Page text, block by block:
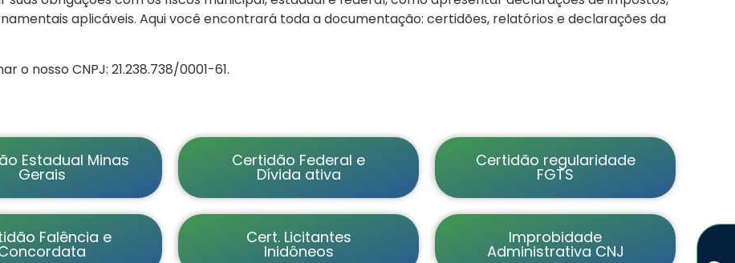
aplicáveis. Aqui você encontrará toda a documentação: certidões, relatórios e declarações da
nosso CNPJ: 21.238.738/0001-61.
Estadual Minas
Gerais
Certidão Federal e
Dívida ativa
Certidão regularidade
FGTS
Falência e Cert. Licitantes
Inidôneos
Improbidade
Administrativa CNJ